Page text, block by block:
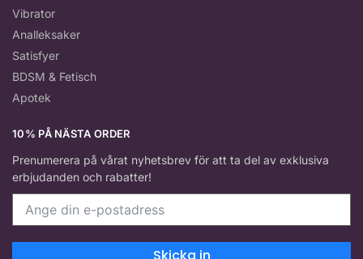
Vibrator
Analleksaker
Satisfyer
BDSM & Fetisch
Apotek
10% PÅ NÄSTA ORDER
Prenumerera på vårat nyhetsbrev för att ta del av exklusiva
erbjudanden och rabatter!